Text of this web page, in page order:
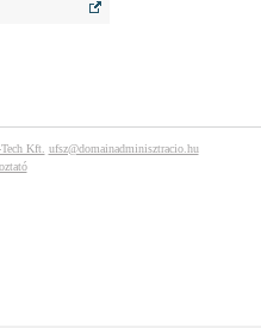
Kft. ufsz@domainadminisztracio.hu